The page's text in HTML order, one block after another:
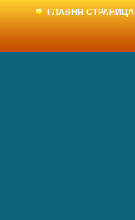
ГЛАВНЯ СТРАНИЦА